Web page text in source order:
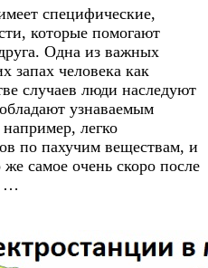
специфические,
которые помогают
Одна из важных
запах человека как
случаев люди наследуют
узнаваемым
легко
по пахучим веществам, и
самое очень скоро после
…